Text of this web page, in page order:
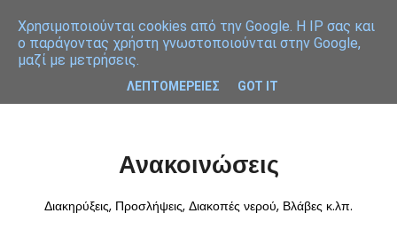
Ανακοινώσεις
Διακηρύξεις, Προσλήψεις, Διακοπές νερού, Βλάβες κ.λπ.
Χρησιμοποιoύνται cookies από την Google. Η IP σας και
ο παράγοντας χρήστη γνωστοποιούνται στην Google,
μαζί με μετρήσεις.
ΛΕΠΤΟΜΕΡΕΙΕΣ GOT IT